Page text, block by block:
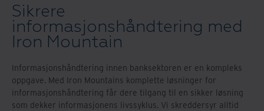
Sikrere
informasjonshåndtering med
Iron Mountain
Informasjonshåndtering innen banksektoren er en kompleks
oppgave. Med Iron Mountains komplette løsninger for
informasjonshåndtering får dere tilgang til en sikker løsning
som dekker informasjonens livssyklus. Vi skreddersyr alltid